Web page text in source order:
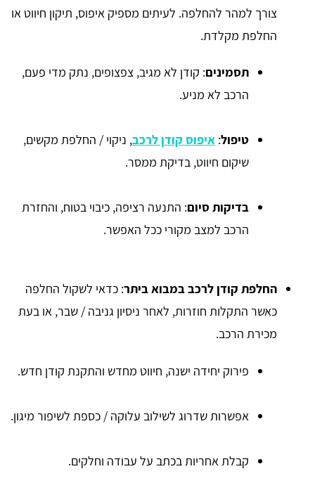
צורך למהר להחלפה. לעיתים מספיק איפוס, תיקון חיווט או
החלפת מקלדת.
תסמינים: קודן לא מגיב, צפצופים, נתק מדי פעם,
הרכב לא מניע.
טיפול: איפוס קודן לרכב, ניקוי / החלפת מקשים,
שיקום חיווט, בדיקת ממסר.
בדיקות סיום: התנעה רציפה, כיבוי בטוח, והחזרת
הרכב למצב מקורי ככל האפשר.
החלפת קודן לרכב במבוא ביתר: כדאי לשקול החלפה
כאשר התקלות חוזרות, לאחר ניסיון גניבה / שבר, או בעת
מכירת הרכב.
פירוק יחידה ישנה, חיווט מחדש והתקנת קודן חדש.
אפשרות שדרוג לשילוב עלוקה / כספת לשיפור מיגון.
קבלת אחריות בכתב על עבודה וחלקים.